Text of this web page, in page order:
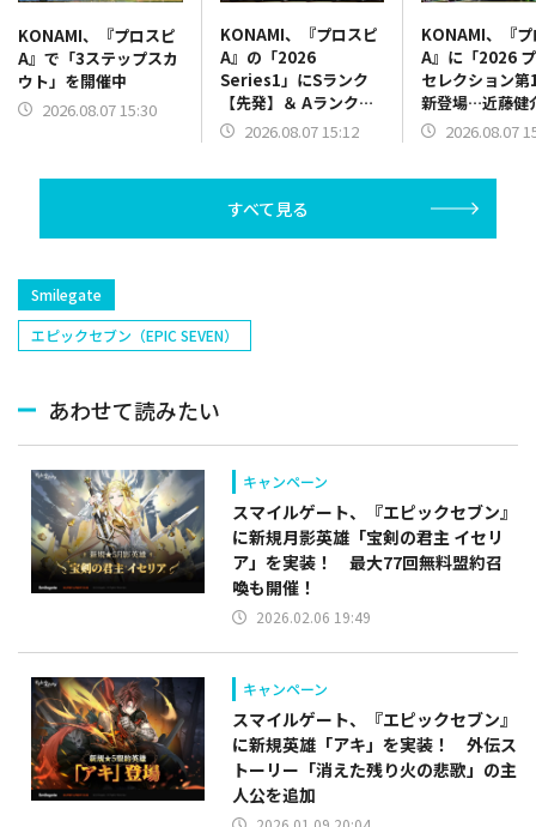
KONAMI、『プロスピ
A』で「3ステップスカ
ウト」を開催中
2026.08.07 15:30
KONAMI、『プロスピ
A』の「2026
Series1」にSランク
【先発】＆ Aランク
【野手】新登場…ジェ
塁手)、持丸泰輝(広島/
捕手)など
2026.08.07 15:12
KONAMI、『
A』に「2026
セレクション第
新登場…近藤健
トバンク/右翼
人/抑え)など
2026.08.07
すべて見る
Smilegate
エピックセブン（EPIC SEVEN）
あわせて読みたい
キャンペーン
スマイルゲート、『エピックセブン』
に新規月影英雄「宝剣の君主 イセリ
ア」を実装！ 最大77回無料盟約召
喚も開催！
2026.02.06 19:49
キャンペーン
スマイルゲート、『エピックセブン』
に新規英雄「アキ」を実装！ 外伝ス
トーリー「消えた残り火の悲歌」の主
人公を追加